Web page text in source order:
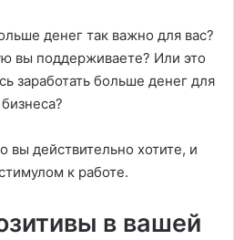
денег так важно для вас?
вы поддерживаете? Или это
заработать больше денег для
вы действительно хотите, и
к ​​работе.
в вашей